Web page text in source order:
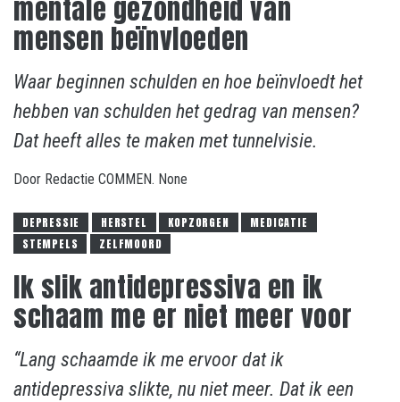
mentale gezondheid van
mensen beïnvloeden
Waar beginnen schulden en hoe beïnvloedt het
hebben van schulden het gedrag van mensen?
Dat heeft alles te maken met tunnelvisie.
Door Redactie COMMEN. None
DEPRESSIE HERSTEL KOPZORGEN
MEDICATIE
STEMPELS
ZELFMOORD
Ik slik antidepressiva en ik
schaam me er niet meer voor
“Lang schaamde ik me ervoor dat ik
antidepressiva slikte, nu niet meer. Dat ik een